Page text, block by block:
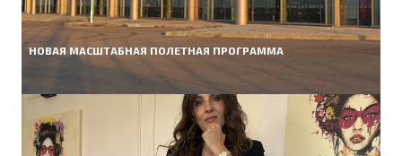
НОВАЯ МАСШТАБНАЯ ПОЛЕТНАЯ ПРОГРАММА